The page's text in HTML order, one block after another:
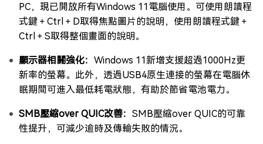
PC，現已開放所有Windows 11電腦使用。可使用朗讀程
式鍵＋Ctrl＋D取得焦點圖片的說明，使用朗讀程式鍵＋
Ctrl＋S取得整個畫面的說明。
顯示器相關強化： Windows 11新增支援超過1000Hz更
新率的螢幕。此外，透過USB4原生連接的螢幕在電腦休
眠期間可進入最低耗電狀態，有助於節省電池電力。
SMB壓縮over QUIC改善： SMB壓縮over QUIC的可靠
性提升，可減少逾時及傳輸失敗的情況。